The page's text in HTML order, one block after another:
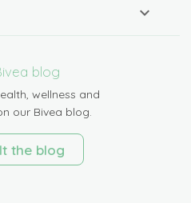
blog
wellness and
our Bivea blog.
the blog